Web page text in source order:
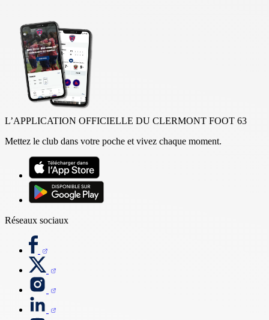
L’APPLICATION OFFICIELLE DU CLERMONT FOOT 63
Mettez le club dans votre poche et vivez chaque moment.
Réseaux sociaux